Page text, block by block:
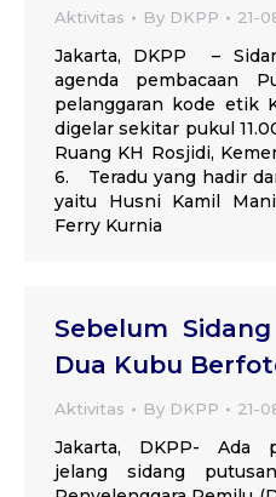
Aktivitas By DKPP 21-
Jakarta, DKPP –
agenda pembacaan
pelanggaran kode etik
digelar sekitar pukul
Ruang KH Rosjidi,
6. Teradu yang hadir
yaitu Husni Kamil
Ferry Kurnia
Sebelum
Dua Kubu
Aktivitas By DKPP 21-
Jakarta, DKPP- Ada
jelang sidang